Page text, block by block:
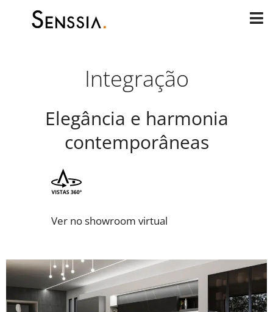
Integração
Elegância e harmonia
contemporâneas
Ver no showroom virtual